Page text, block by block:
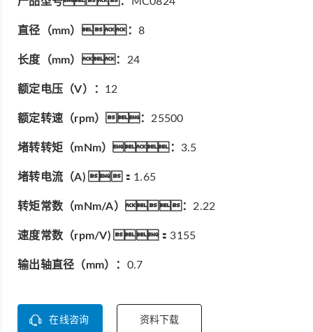
直径（mm）： 8
长度（mm）： 24
额定电压（V）： 12
额定转速（rpm）： 25500
堵转转矩（mNm）： 3.5
堵转电流（A) ： 1.65
转矩常数（mNm/A）： 2.22
速度常数（rpm/V) ：3155
输出轴直径（mm）： 0.7
在线咨询 资料下载